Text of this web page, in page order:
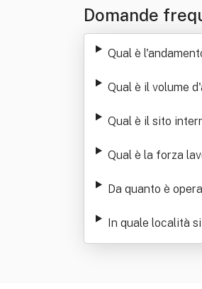
Domande
Qual è
Qual è il volume
Qual è il sito
Qual è la forza
Da quanto è
In quale località